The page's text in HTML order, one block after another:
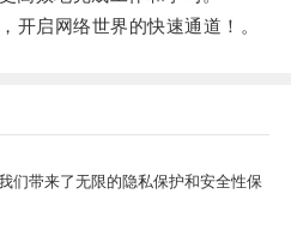
启网络世界的快速通道！。
们带来了无限的隐私保护和安全性保